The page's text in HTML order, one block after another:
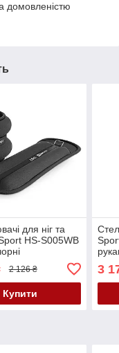
домовленістю
для ніг та
HS-S005WB
2 126 ₴
Купити
3